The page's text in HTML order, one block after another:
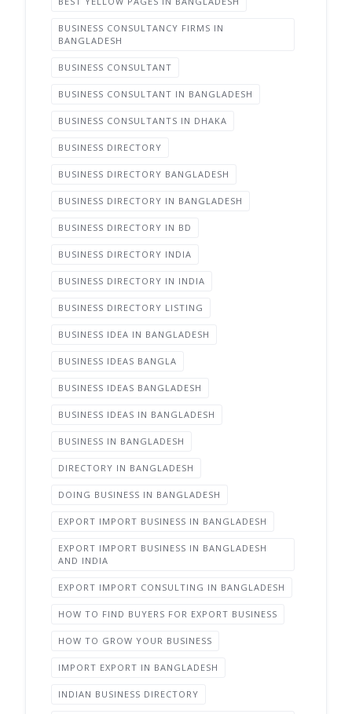
BUSINESS CONSULTANCY FIRMS IN
BANGLADESH
BUSINESS CONSULTANT
BUSINESS CONSULTANT IN BANGLADESH
BUSINESS CONSULTANTS IN DHAKA
BUSINESS DIRECTORY
BUSINESS DIRECTORY BANGLADESH
BUSINESS DIRECTORY IN BANGLADESH
BUSINESS DIRECTORY IN BD
BUSINESS DIRECTORY INDIA
BUSINESS DIRECTORY IN INDIA
BUSINESS DIRECTORY LISTING
BUSINESS IDEA IN BANGLADESH
BUSINESS IDEAS BANGLA
BUSINESS IDEAS BANGLADESH
BUSINESS IDEAS IN BANGLADESH
BUSINESS IN BANGLADESH
DIRECTORY IN BANGLADESH
DOING BUSINESS IN BANGLADESH
EXPORT IMPORT BUSINESS IN BANGLADESH
EXPORT IMPORT BUSINESS IN BANGLADESH
AND INDIA
EXPORT IMPORT CONSULTING IN BANGLADESH
HOW TO FIND BUYERS FOR EXPORT BUSINESS
HOW TO GROW YOUR BUSINESS
IMPORT EXPORT IN BANGLADESH
INDIAN BUSINESS DIRECTORY